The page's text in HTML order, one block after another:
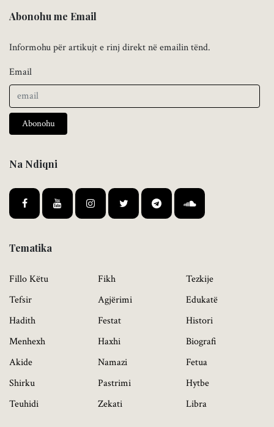
Abonohu me Email
Informohu për artikujt e rinj direkt në emailin tënd.
Email
Abonohu
Na Ndiqni
Tematika
Fillo Këtu
Tefsir
Hadith
Menhexh
Akide
Shirku
Teuhidi
Fikh
Agjërimi
Festat
Haxhi
Namazi
Pastrimi
Zekati
Tezkije
Edukatë
Histori
Biografi
Fetua
Hytbe
Libra